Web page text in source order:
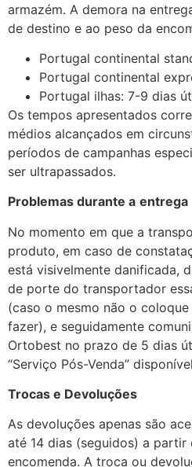
armazém. A demora na
de destino e ao peso da
Portugal continental
Portugal continental
Portugal ilhas: 7-9 dias
Os tempos apresentados
médios alcançados em
períodos de campanhas
ser ultrapassados.
Problemas durante a entrega
No momento em que a
produto, em caso de
está visivelmente danificada,
de porte do transportador
(caso o mesmo não o
fazer), e seguidamente
Ortobest no prazo de 5 dias
“Serviço Pós-Venda”
Trocas e Devoluções
As devoluções apenas são
até 14 dias (seguidos) a partir
encomenda. A troca ou